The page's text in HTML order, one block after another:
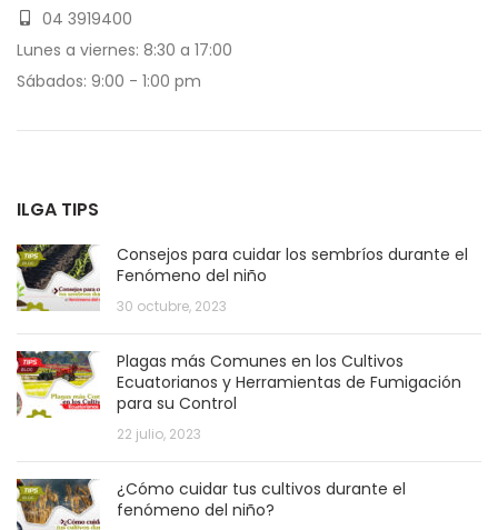
04 3919400
Lunes a viernes: 8:30 a 17:00
Sábados: 9:00 - 1:00 pm
ILGA TIPS
Consejos para cuidar los sembríos durante el
Fenómeno del niño
30 octubre, 2023
Plagas más Comunes en los Cultivos
Ecuatorianos y Herramientas de Fumigación
para su Control
22 julio, 2023
¿Cómo cuidar tus cultivos durante el
fenómeno del niño?